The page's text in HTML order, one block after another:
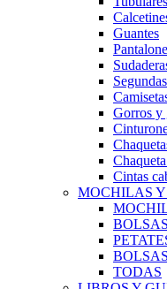
Guantes
Gorros y
Cintas
MOCHILAS Y
TODAS